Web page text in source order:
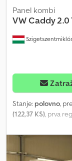
Panel kombi
VWCaddy 2.0
Stanje: polovno,
(122,37 KS), prva
,
prenosa:mehanički
visina tovarnog